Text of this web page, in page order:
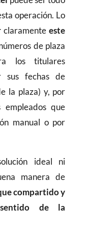
operación. Lo
claramenteeste
de plaza
los titulares
sus fechas de
la plaza) y, por
que
manual o por
ideal ni
manera de
compartido y
de la